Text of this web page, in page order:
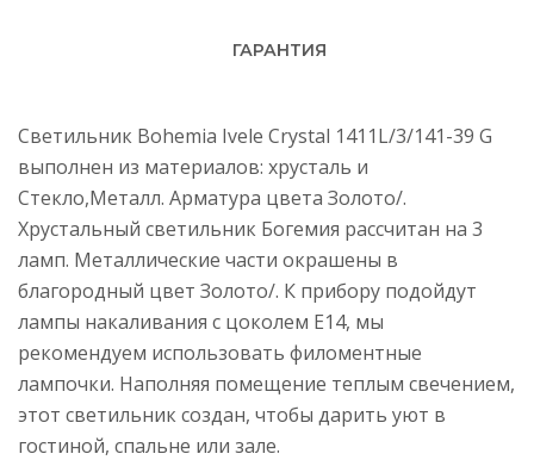
ГАРАНТИЯ
Светильник Bohemia Ivele Crystal 1411L/3/141-39 G
выполнен из материалов: хрусталь и
Стекло,Металл. Арматура цвета Золото/.
Хрустальный светильник Богемия рассчитан на 3
ламп. Металлические части окрашены в
благородный цвет Золото/. К прибору подойдут
лампы накаливания с цоколем E14, мы
рекомендуем использовать филоментные
лампочки. Наполняя помещение теплым свечением,
этот светильник создан, чтобы дарить уют в
гостиной, спальне или зале.